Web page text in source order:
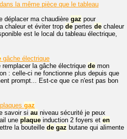
dans la même pièce que le tableau
déplacer ma chaudière gaz pour
chaleur et éviter trop de pertes de chaleur
est le local du tableau électrique,
gâche électrique
remplacer la gâche électrique de mon
: celle-ci ne fonctionne plus depuis que
prompt... Est-ce que ce n'est pas bon
gaz
savoir si au niveau sécurité je peux
une plaque induction 2 foyers et en
la bouteille de gaz butane qui alimente